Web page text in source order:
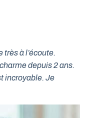
à l’écoute.
depuis 2 ans.
incroyable. Je